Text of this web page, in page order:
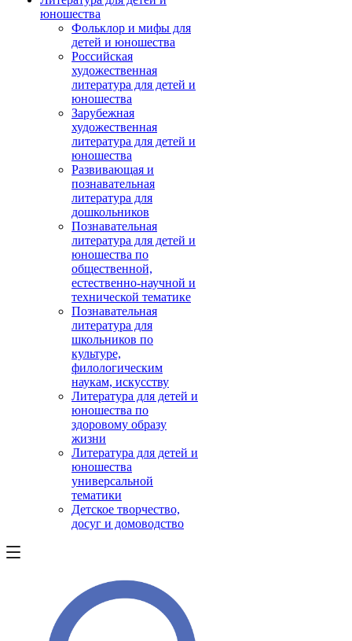
юношества
Фольклор и мифы для
детей и юношества
Российская
художественная
литература для детей и
юношества
Зарубежная
художественная
литература для детей и
юношества
Развивающая и
познавательная
литература для
дошкольников
Познавательная
литература для детей и
юношества по
общественной,
естественно-научной и
технической тематике
Познавательная
литература для
школьников по
культуре,
филологическим
наукам, искусству
Литература для детей и
юношества по
здоровому образу
жизни
Литература для детей и
юношества
универсальной
тематики
Детское творчество,
досуг и домоводство